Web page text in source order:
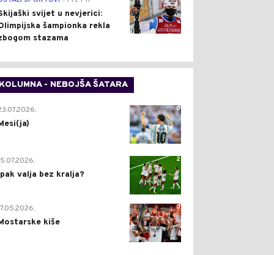
svijet u nevjerici:
šampionka rekla
stazama
KOLUMNA - NEBOJŠA ŠATARA
0
2
valja bez kralja?
0
kiše